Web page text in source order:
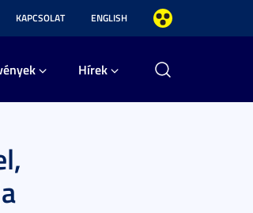
KAPCSOLAT ENGLISH
Hírek